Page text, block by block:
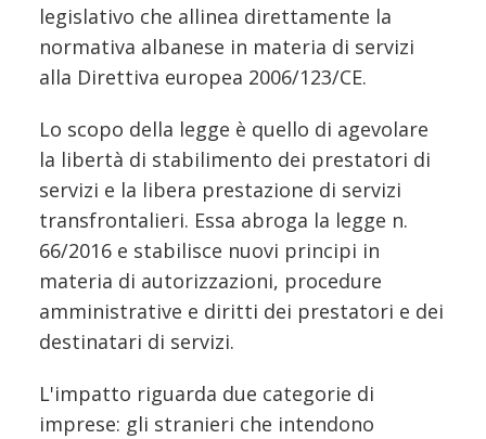
legislativo che allinea direttamente la
normativa albanese in materia di servizi
alla Direttiva europea 2006/123/CE.
Lo scopo della legge è quello di agevolare
la libertà di stabilimento dei prestatori di
servizi e la libera prestazione di servizi
transfrontalieri. Essa abroga la legge n.
66/2016 e stabilisce nuovi principi in
materia di autorizzazioni, procedure
amministrative e diritti dei prestatori e dei
destinatari di servizi.
L'impatto riguarda due categorie di
imprese: gli stranieri che intendono